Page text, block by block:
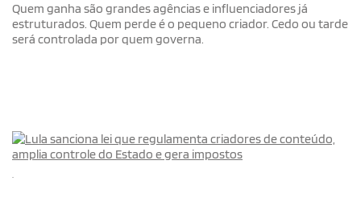
Quem ganha são grandes agências e influenciadores já
estruturados. Quem perde é o pequeno criador. Cedo ou tarde
será controlada por quem governa.
.